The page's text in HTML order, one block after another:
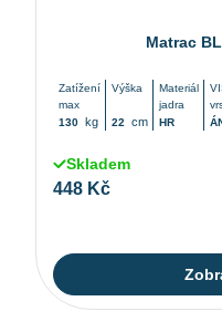
Matrac
Zatížení
max
130 kg
Výška
22 cm
Materiál
jadra
HR
Skladem
448 Kč